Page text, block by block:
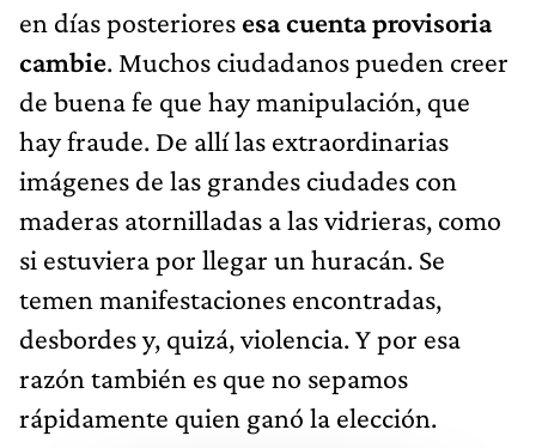
en días posteriores esa cuenta provisoria
cambie. Muchos ciudadanos pueden creer
de buena fe que hay manipulación, que
hay fraude. De allí las extraordinarias
imágenes de las grandes ciudades con
maderas atornilladas a las vidrieras, como
si estuviera por llegar un huracán. Se
temen manifestaciones encontradas,
desbordes y, quizá, violencia. Y por esa
razón también es que no sepamos
rápidamente quien ganó la elección.